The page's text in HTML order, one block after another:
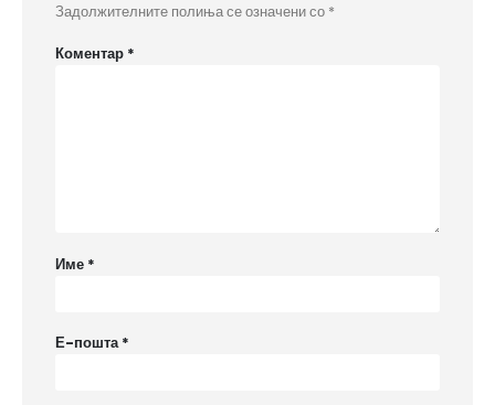
Задолжителните полиња се означени со *
Коментар *
Име *
Е-пошта*